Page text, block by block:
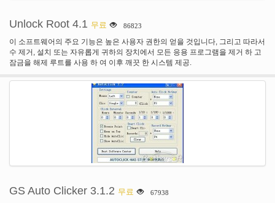
Unlock Root 4.1 무료 86823
이 소프트웨어의 주요 기능은 높은 사용자 권한의 얻을 것입니다, 그리고 따라서
수 제거, 설치 또는 자유롭게 귀하의 장치에서 모든 응용 프로그램을 제거 하 고
잠금을 해제 루트를 사용 하 여 이후 깨끗 한 시스템 제공.
GS Auto Clicker 3.1.2 무료 67938